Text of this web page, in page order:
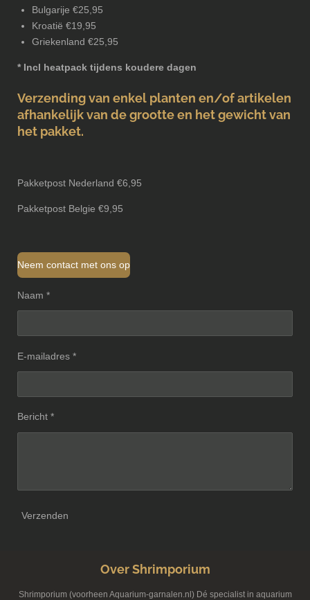
Bulgarije €25,95
Kroatië €19,95
Griekenland €25,95
* Incl heatpack tijdens koudere dagen
Verzending van enkel planten en/of artikelen
afhankelijk van de grootte en het gewicht van
het pakket.
Pakketpost Nederland €6,95
Pakketpost Belgie €9,95
Neem contact met ons op
Naam *
E-mailadres *
Bericht *
Verzenden
Over Shrimporium
Shrimporium (voorheen Aquarium-garnalen.nl) Dé specialist in aquarium